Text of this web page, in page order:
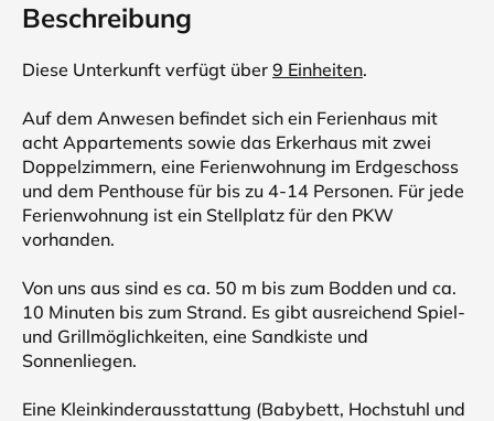
Beschreibung
Diese Unterkunft verfügt über 9 Einheiten.
Auf dem Anwesen befindet sich ein Ferienhaus mit
acht Appartements sowie das Erkerhaus mit zwei
Doppelzimmern, eine Ferienwohnung im Erdgeschoss
und dem Penthouse für bis zu 4-14 Personen. Für jede
Ferienwohnung ist ein Stellplatz für den PKW
vorhanden.
Von uns aus sind es ca. 50 m bis zum Bodden und ca.
10 Minuten bis zum Strand. Es gibt ausreichend Spiel-
und Grillmöglichkeiten, eine Sandkiste und
Sonnenliegen.
Eine Kleinkinderausstattung (Babybett, Hochstuhl und